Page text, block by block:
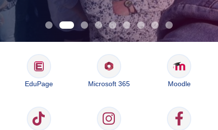
EduPage Microsoft 365 Moodle